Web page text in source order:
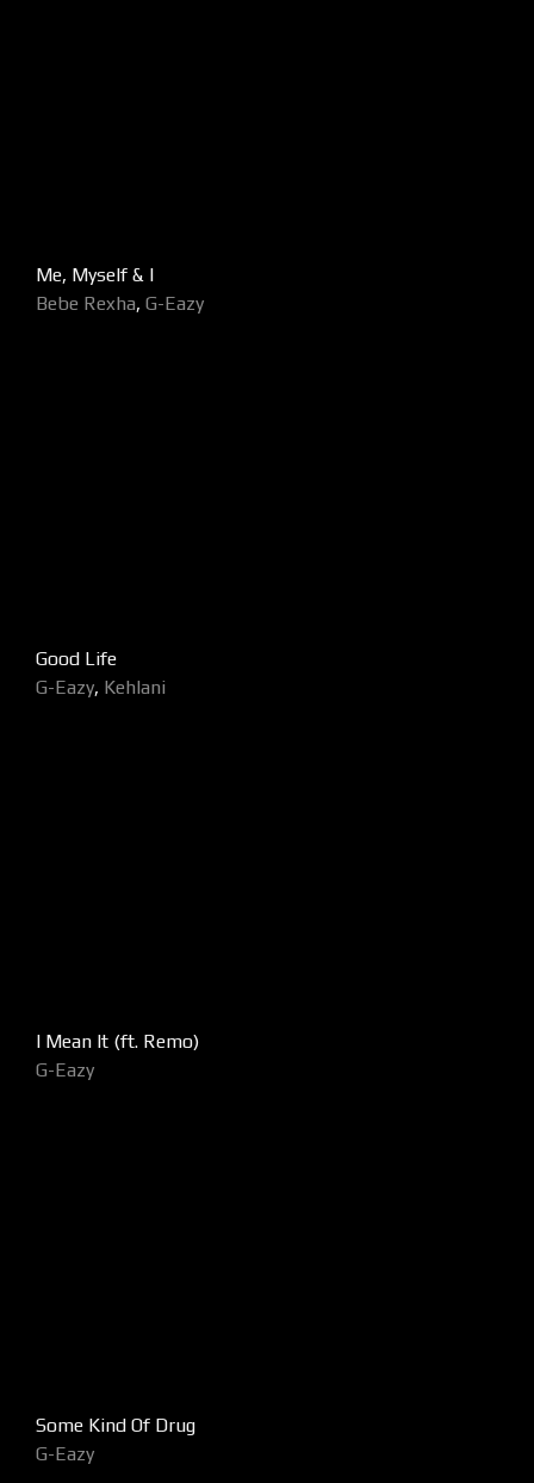
Me, Myself & I
Bebe Rexha, G-Eazy
Good Life
G-Eazy, Kehlani
I Mean It (ft. Remo)
G-Eazy
Some Kind Of Drug
G-Eazy